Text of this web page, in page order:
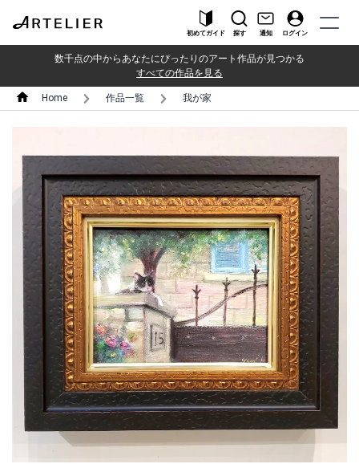
初めてガイド 探す 通知 ログイン
数千点の中からあなたにぴったりのアート作品が見つかる
すべての作品を見る
Home 作品一覧 我が家